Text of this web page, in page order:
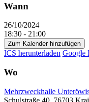
Wann
26/10/2024
18:30 - 21:00
Zum Kalender hinzufügen
ICS herunterladen Google
Wo
Mehrzweckhalle
Schulstraße 40, 76703